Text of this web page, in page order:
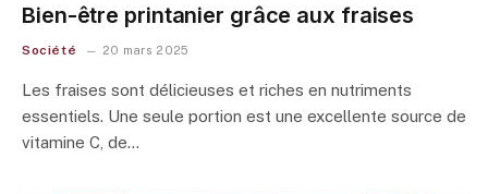
Bien-être printanier grâce aux fraises
Société 20 mars 2025
Les fraises sont délicieuses et riches en nutriments
essentiels. Une seule portion est une excellente source de
vitamine C, de…